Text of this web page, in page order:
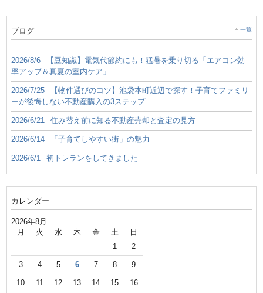
ブログ 一覧
2026/8/6
【豆知識】電気代節約にも！猛暑を乗り切る「エアコン効
率アップ＆真夏の室内ケア」
2026/7/25
【物件選びのコツ】池袋本町近辺で探す！子育てファミリ
ーが後悔しない不動産購入の3ステップ
2026/6/21 住み替え前に知る不動産売却と査定の見方
2026/6/14 「子育てしやすい街」の魅力
2026/6/1 初トレランをしてきました
カレンダー
2026年8月
月 火 水 木 金 土 日
1 2
3 4 5 6 7 8 9
10 11 12 13 14 15 16